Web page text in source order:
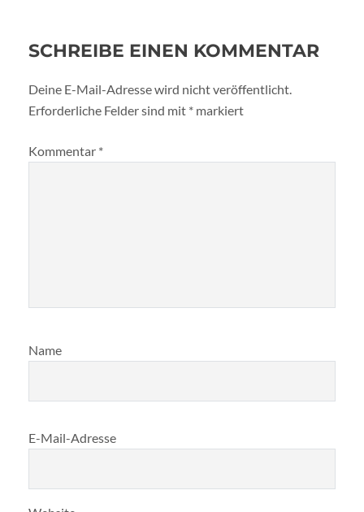
SCHREIBE EINEN KOMMENTAR
Deine E-Mail-Adresse wird nicht veröffentlicht.
Erforderliche Felder sind mit * markiert
Kommentar *
Name
E-Mail-Adresse